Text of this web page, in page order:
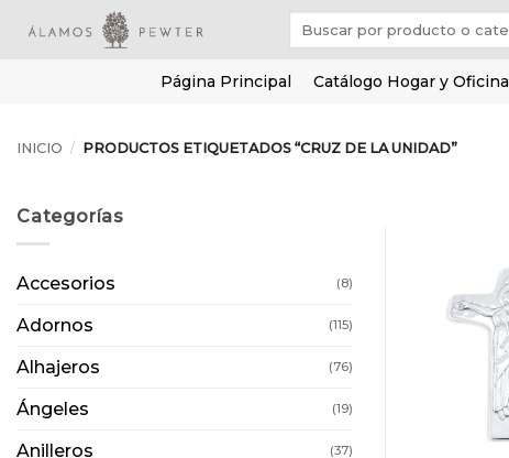
Página Principal Catálogo Hogar y Oficina
INICIO / PRODUCTOS ETIQUETADOS “CRUZ DE LA UNIDAD”
Categorías
Accesorios (8)
Adornos (115)
Alhajeros (76)
Ángeles (19)
Anilleros (37)